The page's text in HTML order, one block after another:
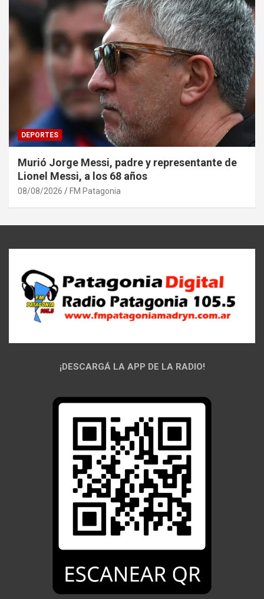
DEPORTES
Murió Jorge Messi, padre y representante de
Lionel Messi, a los 68 años
08/08/2026 FM Patagonia
¡DESCARGÁ LA APP DE LA RADIO!